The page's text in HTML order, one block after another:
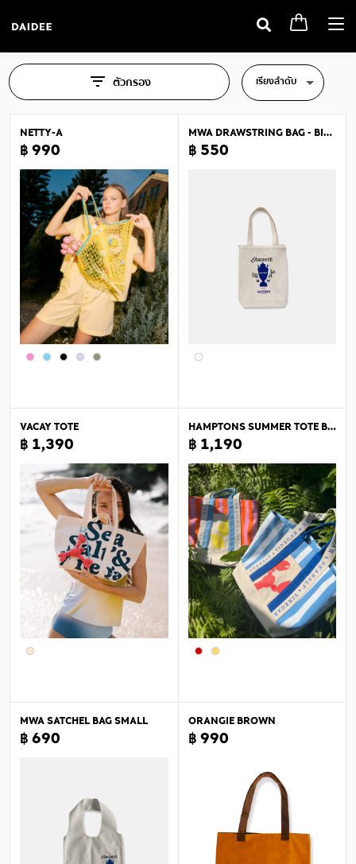
ตัวกรอง เรียงลำดับ
NETTY-A
฿ 990
MWA DRAWSTRING BAG - BIG 2
฿ 550
VACAY TOTE
฿ 1,390
HAMPTONS SUMMER TOTE BAG
฿ 1,190
MWA SATCHEL BAG SMALL
฿ 690
ORANGIE BROWN
฿ 990